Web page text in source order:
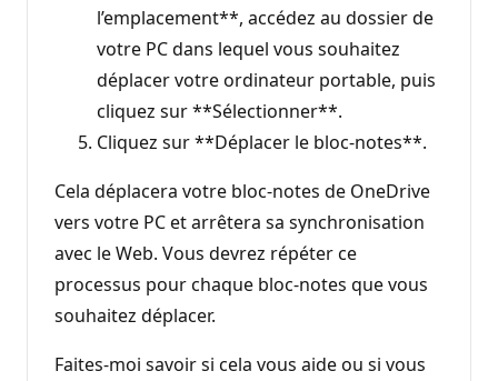
l’emplacement**, accédez au dossier de
votre PC dans lequel vous souhaitez
déplacer votre ordinateur portable, puis
cliquez sur **Sélectionner**.
Cliquez sur **Déplacer le bloc-notes**.
Cela déplacera votre bloc-notes de OneDrive
vers votre PC et arrêtera sa synchronisation
avec le Web. Vous devrez répéter ce
processus pour chaque bloc-notes que vous
souhaitez déplacer.
Faites-moi savoir si cela vous aide ou si vous